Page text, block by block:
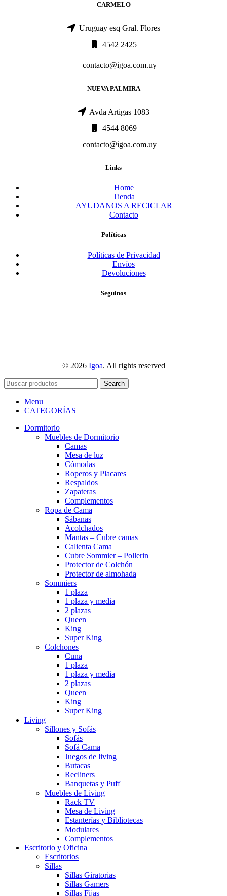
CARMELO
Uruguay esq Gral. Flores
4542 2425
contacto@igoa.com.uy
NUEVA PALMIRA
Avda Artigas 1083
4544 8069
contacto@igoa.com.uy
Links
Home
Tienda
AYUDANOS A RECICLAR
Contacto
Políticas
Políticas de Privacidad
Envíos
Devoluciones
Seguinos
© 2026 Igoa. All rights reserved
Search
Menu
CATEGORÍAS
Dormitorio
Muebles de Dormitorio
Camas
Mesa de luz
Cómodas
Roperos y Placares
Respaldos
Zapateras
Complementos
Ropa de Cama
Sábanas
Acolchados
Mantas – Cubre camas
Calienta Cama
Cubre Sommier – Pollerin
Protector de Colchón
Protector de almohada
Sommiers
1 plaza
1 plaza y media
2 plazas
Queen
King
Super King
Colchones
Cuna
1 plaza
1 plaza y media
2 plazas
Queen
King
Super King
Living
Sillones y Sofás
Sofás
Sofá Cama
Juegos de living
Butacas
Recliners
Banquetas y Puff
Muebles de Living
Rack TV
Mesa de Living
Estanterías y Bibliotecas
Modulares
Complementos
Escritorio y Oficina
Escritorios
Sillas
Sillas Giratorias
Sillas Gamers
Sillas Fijas